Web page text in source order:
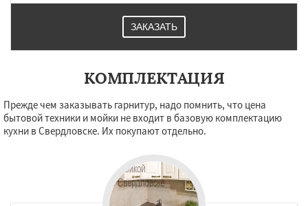
ЗАКАЗАТЬ
КОМПЛЕКТАЦИЯ
Прежде чем заказывать гарнитур, надо помнить, что цена
бытовой техники и мойки не входит в базовую комплектацию
кухни в Свердловске. Их покупают отдельно.